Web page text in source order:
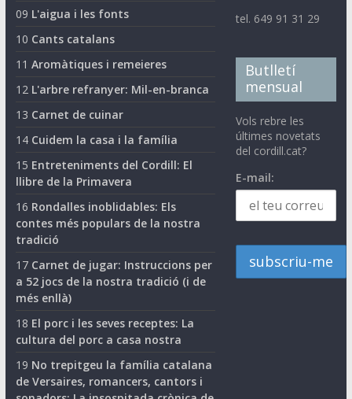
09 L'aigua i les fonts
10 Cants catalans
11 Aromàtiques i remeieres
12 L'arbre refranyer: Mil-en-branca
13 Carnet de cuinar
14 Cuidem la casa i la família
15 Entreteniments del Cordill: El
llibre de la Primavera
16 Rondalles inoblidables: Els
contes més populars de la nostra
tradició
17 Carnet de jugar: Instruccions per
a 52 jocs de la nostra tradició (i de
més enllà)
18 El porc i les seves receptes: La
cultura del porc a casa nostra
19 No trepitgeu la família catalana
de Versaires, romancers, cantors i
tel. 649 91 31 29
Butlletí
mensual
Vols rebre les
últimes novetats
del cordill.cat?
E-mail: